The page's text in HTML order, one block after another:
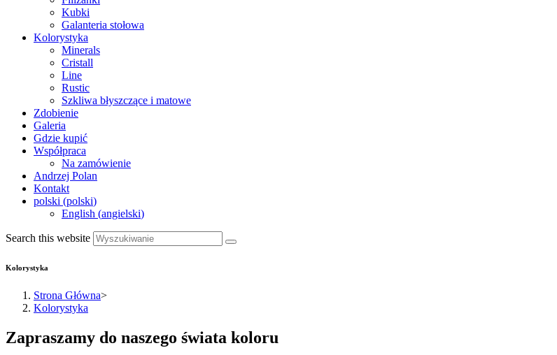
Kubki
Galanteria stołowa
Kolorystyka
Minerals
Cristall
Line
Rustic
Szkliwa błyszczące i matowe
Zdobienie
Galeria
Gdzie kupić
Współpraca
Na zamówienie
Andrzej Polan
Kontakt
polski (polski)
English (angielski)
Search this website
Kolorystyka
Strona Główna>
Kolorystyka
Zapraszamy do naszego świata koloru